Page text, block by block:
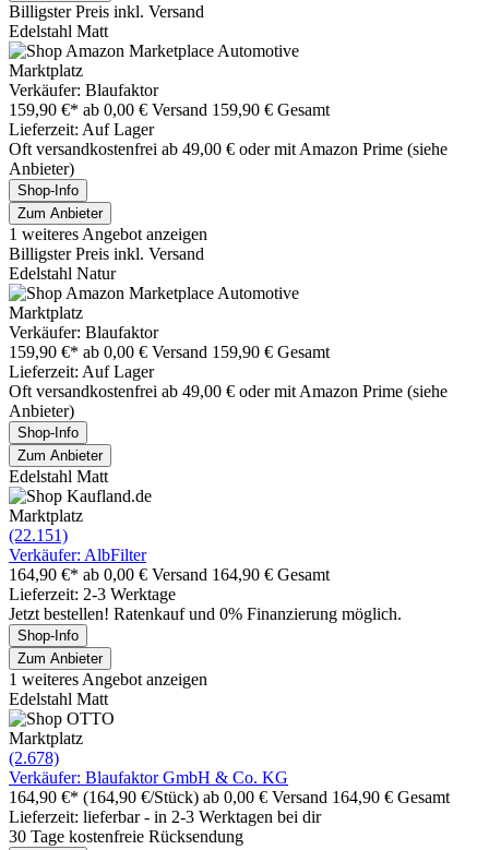
Billigster Preis inkl. Versand
Edelstahl Matt
Marktplatz
Verkäufer: Blaufaktor
159,90 €* ab 0,00 € Versand 159,90 € Gesamt
Lieferzeit: Auf Lager
Oft versandkostenfrei ab 49,00 € oder mit Amazon Prime (siehe
Anbieter)
Shop-Info
Zum Anbieter
1 weiteres Angebot anzeigen
Billigster Preis inkl. Versand
Edelstahl Natur
Marktplatz
Verkäufer: Blaufaktor
159,90 €* ab 0,00 € Versand 159,90 € Gesamt
Lieferzeit: Auf Lager
Oft versandkostenfrei ab 49,00 € oder mit Amazon Prime (siehe
Anbieter)
Shop-Info
Zum Anbieter
Edelstahl Matt
Marktplatz
(22.151)
Verkäufer: AlbFilter
164,90 €* ab 0,00 € Versand 164,90 € Gesamt
Lieferzeit: 2-3 Werktage
Jetzt bestellen! Ratenkauf und 0% Finanzierung möglich.
Shop-Info
Zum Anbieter
1 weiteres Angebot anzeigen
Edelstahl Matt
Marktplatz
(2.678)
Verkäufer: Blaufaktor GmbH & Co. KG
164,90 €* (164,90 €/Stück) ab 0,00 € Versand 164,90 € Gesamt
Lieferzeit: lieferbar - in 2-3 Werktagen bei dir
30 Tage kostenfreie Rücksendung